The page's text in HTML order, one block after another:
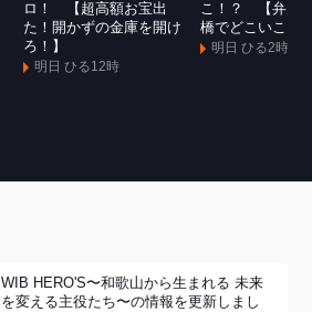
ロ！ 【超高額お宝出
た！開かずの金庫を開け
ろ！】
明日 ひる12時
こ！？ 【弁天
橋でどこいこ！
明日 ひる2時
WIB HERO'S〜和歌山から生まれる 未来
を変える主役たち〜の情報を更新しまし